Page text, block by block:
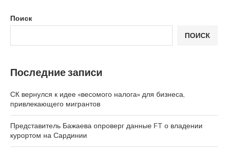
Поиск
ПОИСК
Последние записи
СК вернулся к идее «весомого налога» для бизнеса,
привлекающего мигрантов
Представитель Бажаева опроверг данные FT о владении
курортом на Сардинии